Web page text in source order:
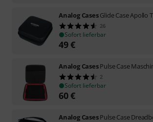
Analog CasesGlide Case Apollo
26
Sofort lieferbar
49€
Analog CasesPulse Case
2
Sofort lieferbar
60€
Analog CasesPulse Case